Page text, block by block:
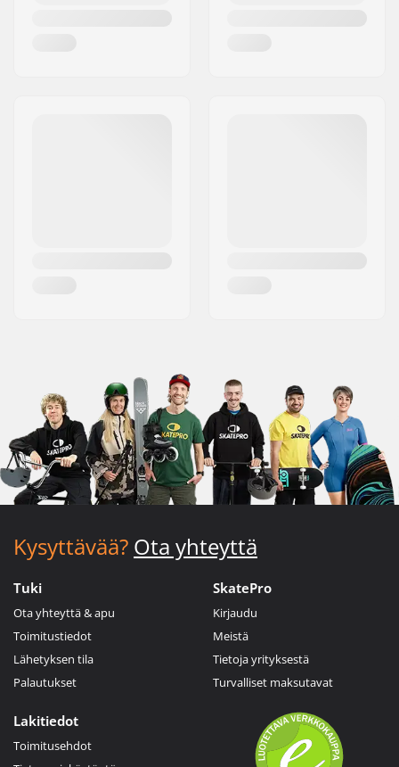
Kysyttävää? Ota yhteyttä
Tuki
Ota yhteyttä & apu
Toimitustiedot
Lähetyksen tila
Palautukset
SkatePro
Kirjaudu
Meistä
Tietoja yrityksestä
Turvalliset maksutavat
Lakitiedot
Toimitusehdot